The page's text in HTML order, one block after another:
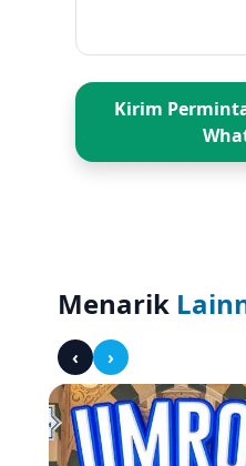
dekat dengan
Pelabuhan
Pelabuhan
Pelabuhan
logistik dan
Kirim
Menarik
‹ ›